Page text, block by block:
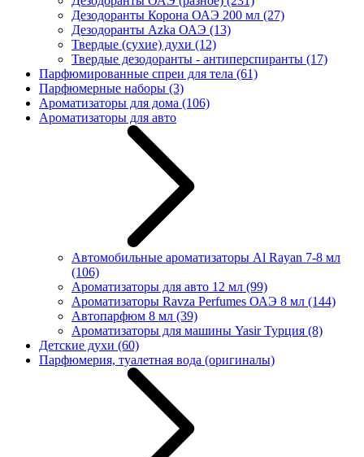
Дезодоранты Корона ОАЭ 200 мл (27)
Дезодоранты Azka ОАЭ (13)
Твердые (сухие) духи (12)
Твердые дезодоранты - антиперспиранты (17)
Парфюмированные спреи для тела (61)
Парфюмерные наборы (3)
Ароматизаторы для дома (106)
Ароматизаторы для авто
Автомобильные ароматизаторы Al Rayan 7-8 мл
(106)
Ароматизаторы для авто 12 мл (99)
Ароматизаторы Ravza Perfumes ОАЭ 8 мл (144)
Автопарфюм 8 мл (39)
Ароматизаторы для машины Yasir Турция (8)
Детские духи (60)
Парфюмерия, туалетная вода (оригиналы)